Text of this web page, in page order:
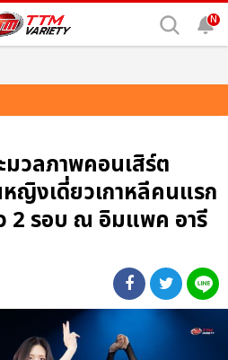
N
วลภาพคอนเสิร์ต
หญิงเดี่ยวเกาหลีคนแรก
2 รอบ ณ อิมแพค อารี